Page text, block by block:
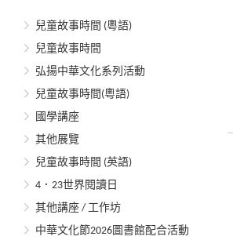
兒童故事時間 (粵語)
兒童故事時間
弘揚中華文化系列活動
兒童故事時間(粵語)
國學講座
其他展覽
兒童故事時間 (英語)
4．23世界閱讀日
其他講座 / 工作坊
中華文化節2026圖書館配合活動